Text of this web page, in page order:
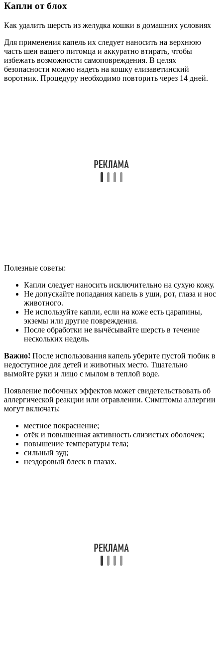
Капли от блох
Как удалить шерсть из желудка кошки в домашних условиях
Для применения капель их следует наносить на верхнюю
часть шеи вашего питомца и аккуратно втирать, чтобы
избежать возможности самоповреждения. В целях
безопасности можно надеть на кошку елизаветинский
воротник. Процедуру необходимо повторить через 14 дней.
Полезные советы:
Капли следует наносить исключительно на сухую кожу.
Не допускайте попадания капель в уши, рот, глаза и нос
животного.
Не используйте капли, если на коже есть царапины,
экземы или другие повреждения.
После обработки не вычёсывайте шерсть в течение
нескольких недель.
Важно! После использования капель уберите пустой тюбик в
недоступное для детей и животных место. Тщательно
вымойте руки и лицо с мылом в теплой воде.
Появление побочных эффектов может свидетельствовать об
аллергической реакции или отравлении. Симптомы аллергии
могут включать:
местное покраснение;
отёк и повышенная активность слизистых оболочек;
повышение температуры тела;
сильный зуд;
нездоровый блеск в глазах.